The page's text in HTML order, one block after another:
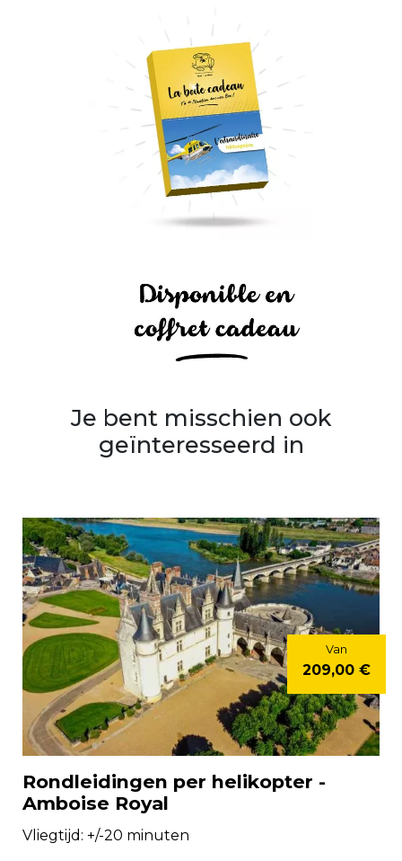
Je bent misschien ook
geïnteresseerd in
Rondleidingen per helikopter -
Amboise Royal
Vliegtijd: +/-20 minuten
Van
209,00 €